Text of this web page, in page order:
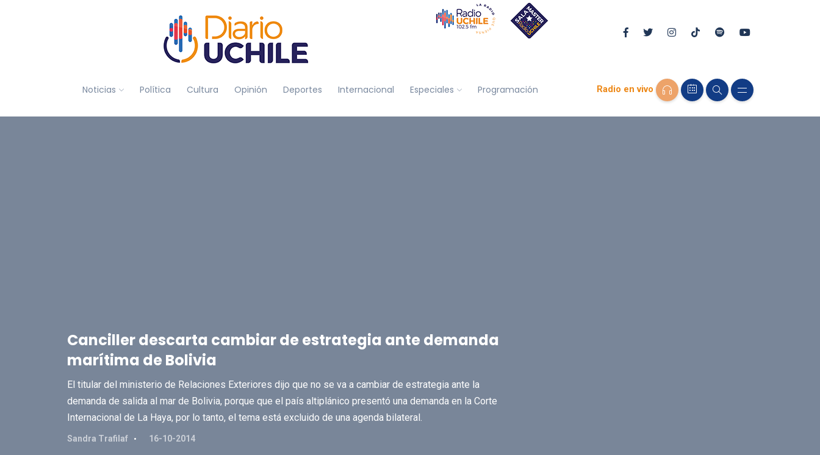
Noticias Política Cultura Opinión Deportes Internacional Especiales Programación Radio en vivo
Canciller descarta cambiar de estrategia ante demanda
marítima de Bolivia
El titular del ministerio de Relaciones Exteriores dijo que no se va a cambiar de estrategia ante la
demanda de salida al mar de Bolivia, porque que el país altiplánico presentó una demanda en la Corte
Internacional de La Haya, por lo tanto, el tema está excluido de una agenda bilateral.
Sandra Trafilaf 16-10-2014